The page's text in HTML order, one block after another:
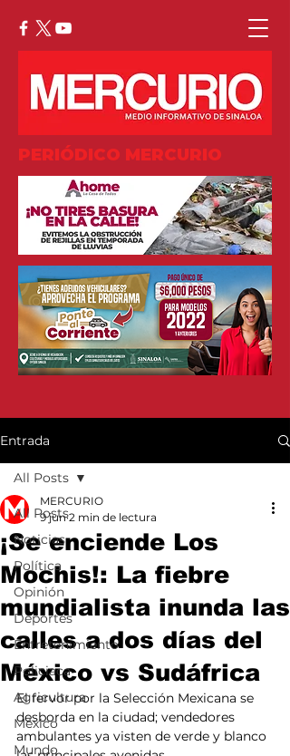
PERIÓDICO MERCURIO
Entrada
All Posts
Noticias
Política
Opinión
Deportes
Entretenimiento
Policiaca
Agricultura
México
Mundo
All Posts
¡Se enciende Los
Mochis!: La fiebre
mundialista inunda las
calles a dos días del
México vs Sudáfrica
MERCURIO
9 jun 2 min de lectura
El fervor por la Selección Mexicana se
desborda en la ciudad; vendedores
ambulantes ya visten de verde y blanco